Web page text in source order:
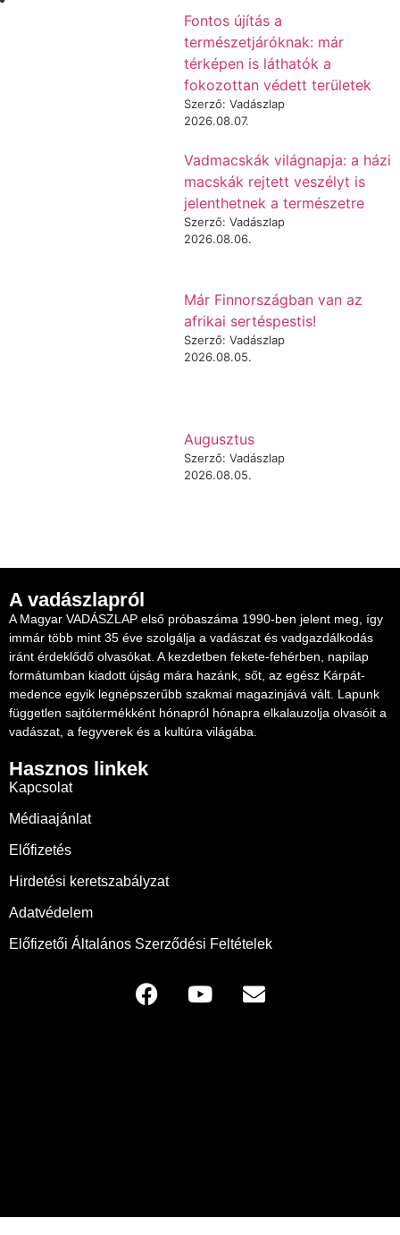
Fontos újítás a
természetjáróknak: már
térképen is láthatók a
fokozottan védett területek
Szerző: Vadászlap
2026.08.07.
Vadmacskák világnapja: a házi
macskák rejtett veszélyt is
jelenthetnek a természetre
Szerző: Vadászlap
2026.08.06.
Már Finnországban van az
afrikai sertéspestis!
Szerző: Vadászlap
2026.08.05.
Augusztus
Szerző: Vadászlap
2026.08.05.
A vadászlapról
A Magyar VADÁSZLAP első próbaszáma 1990-ben jelent meg, így
immár több mint 35 éve szolgálja a vadászat és vadgazdálkodás
iránt érdeklődő olvasókat. A kezdetben fekete-fehérben, napilap
formátumban kiadott újság mára hazánk, sőt, az egész Kárpát-
medence egyik legnépszerűbb szakmai magazinjává vált. Lapunk
független sajtótermékként hónapról hónapra elkalauzolja olvasóit a
vadászat, a fegyverek és a kultúra világába.
Hasznos linkek
Kapcsolat
Médiaajánlat
Előfizetés
Hirdetési keretszabályzat
Adatvédelem
Előfizetői Általános Szerződési Feltételek